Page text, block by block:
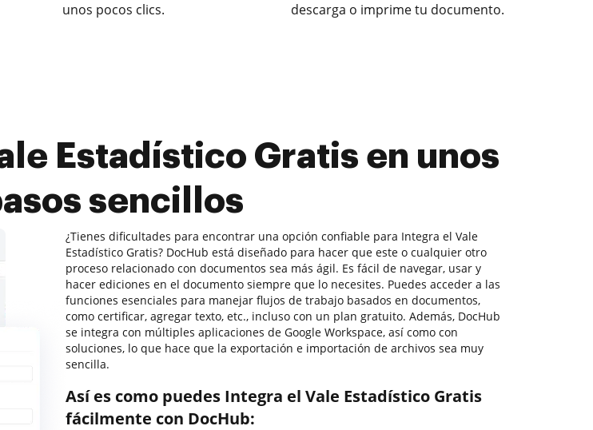
unos pocos clics.
descarga o imprime tu documento.
Estadístico Gratis en unos
sencillos
¿Tienes dificultades para encontrar una opción confiable para Integra el Vale
Estadístico Gratis? DocHub está diseñado para hacer que este o cualquier otro
proceso relacionado con documentos sea más ágil. Es fácil de navegar, usar y
hacer ediciones en el documento siempre que lo necesites. Puedes acceder a las
funciones esenciales para manejar flujos de trabajo basados en documentos,
como certificar, agregar texto, etc., incluso con un plan gratuito. Además, DocHub
se integra con múltiples aplicaciones de Google Workspace, así como con
soluciones, lo que hace que la exportación e importación de archivos sea muy
sencilla.
Así es como puedes Integra el Vale Estadístico Gratis
fácilmente con DocHub: